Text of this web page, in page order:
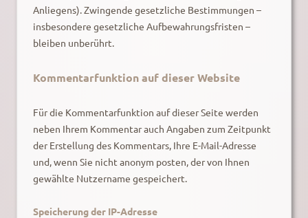
Anliegens). Zwingende gesetzliche Bestimmungen –
insbesondere gesetzliche Aufbewahrungsfristen –
bleiben unberührt.
Kommentar­funktion auf dieser Website
Für die Kommentarfunktion auf dieser Seite werden
neben Ihrem Kommentar auch Angaben zum Zeitpunkt
der Erstellung des Kommentars, Ihre E-Mail-Adresse
und, wenn Sie nicht anonym posten, der von Ihnen
gewählte Nutzername gespeichert.
Speicherung der IP-Adresse